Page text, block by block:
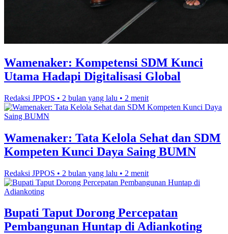
Wamenaker: Kompetensi SDM Kunci
Utama Hadapi Digitalisasi Global
Redaksi JPPOS • 2 bulan yang lalu • 2 menit
Wamenaker: Tata Kelola Sehat dan SDM
Kompeten Kunci Daya Saing BUMN
Redaksi JPPOS • 2 bulan yang lalu • 2 menit
Bupati Taput Dorong Percepatan
Pembangunan Huntap di Adiankoting